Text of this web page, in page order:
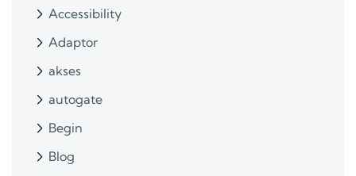
Accessibility
Adaptor
akses
autogate
Begin
Blog